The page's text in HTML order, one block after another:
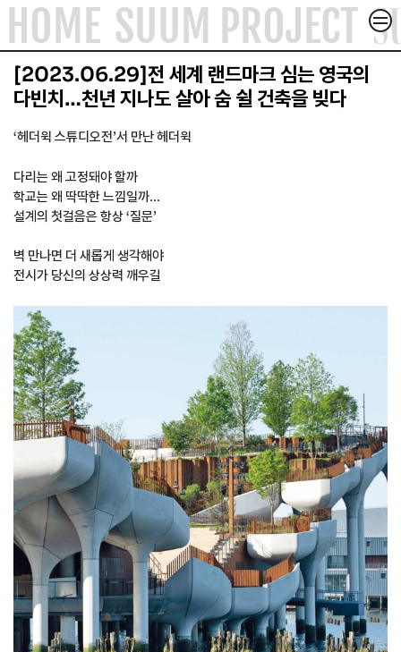
컨텐츠로
건너뛰기
SUUM PROJECT
SUUM X
ACADEMY & FORUM
ABOUT
ARTICLE
CONTACT
HOME SUUM PROJECT
[2023.06.29]전 세계 랜드마크 심는 영국의
다빈치…천년 지나도 살아 숨 쉴 건축을 빚다
‘헤더윅 스튜디오전’서 만난 헤더윅
다리는 왜 고정돼야 할까
학교는 왜 딱딱한 느낌일까…
설계의 첫걸음은 항상 ‘질문’
벽 만나면 더 새롭게 생각해야
전시가 당신의 상상력 깨우길